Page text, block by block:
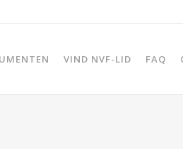
VIND NVF-LID FAQ